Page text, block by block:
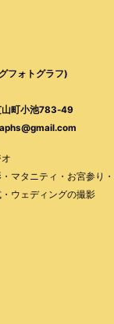
フォトグラフ)
山町小池783-49
マタニティ・お宮参り
ウェディングの撮影